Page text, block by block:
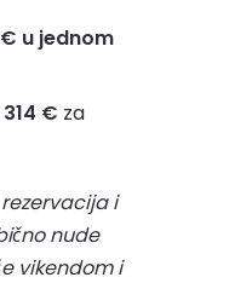
u jednom
€ za
i
nude
vikendom i